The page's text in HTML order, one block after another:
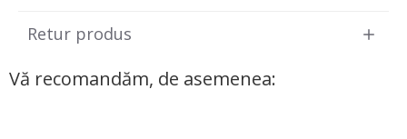
Retur produs
Vă recomandăm, de asemenea: